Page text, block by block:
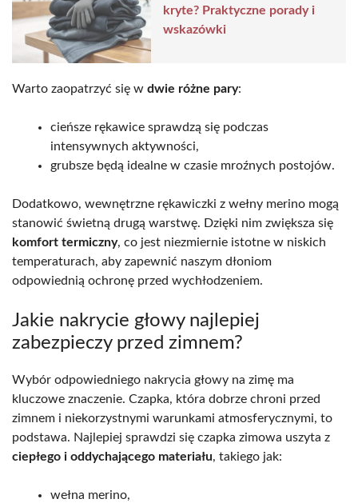
kryte? Praktyczne porady i
wskazówki
Warto zaopatrzyć się w dwie różne pary:
cieńsze rękawice sprawdzą się podczas
intensywnych aktywności,
grubsze będą idealne w czasie mroźnych postojów.
Dodatkowo, wewnętrzne rękawiczki z wełny merino mogą
stanowić świetną drugą warstwę. Dzięki nim zwiększa się
komfort termiczny, co jest niezmiernie istotne w niskich
temperaturach, aby zapewnić naszym dłoniom
odpowiednią ochronę przed wychłodzeniem.
Jakie nakrycie głowy najlepiej
zabezpieczy przed zimnem?
Wybór odpowiedniego nakrycia głowy na zimę ma
kluczowe znaczenie. Czapka, która dobrze chroni przed
zimnem i niekorzystnymi warunkami atmosferycznymi, to
podstawa. Najlepiej sprawdzi się czapka zimowa uszyta z
ciepłego i oddychającego materiału, takiego jak:
wełna merino,